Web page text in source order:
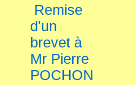
Remise
d'un
brevet à
Mr Pierre
POCHON